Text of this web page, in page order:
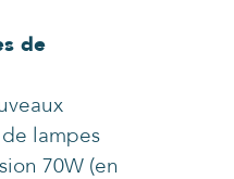
de
lampes
70W (en